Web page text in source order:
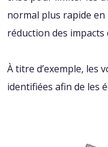
normal plus rapide
réduction des impacts
À titre d’exemple, les
identifiées afin de les